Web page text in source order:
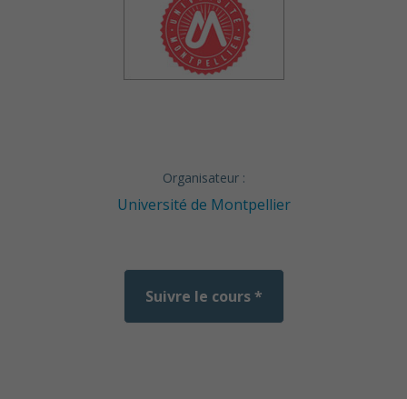
Organisateur :
Université de Montpellier
Suivre le cours *